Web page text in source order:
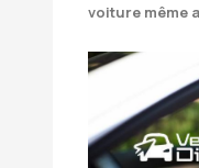
voiture même